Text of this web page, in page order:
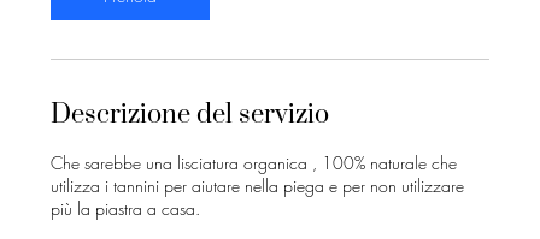
Descrizione del servizio
Che sarebbe una lisciatura organica , 100% naturale che
utilizza i tannini per aiutare nella piega e per non utilizzare
più la piastra a casa.